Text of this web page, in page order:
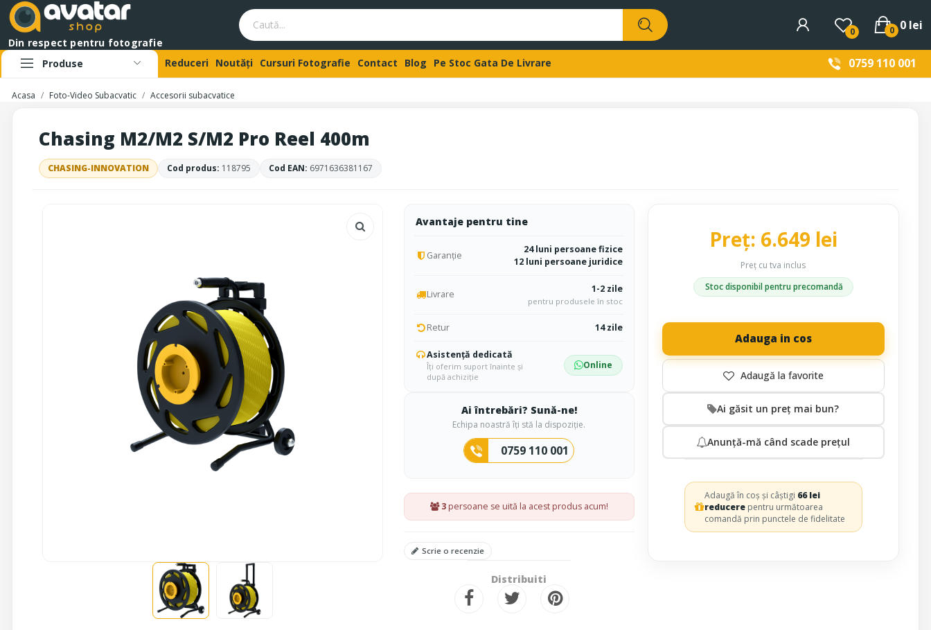
Din respect pentru fotografie
0 0 lei
0
Produse Reduceri Noutăți Cursuri Fotografie Contact Blog Pe Stoc Gata De Livrare 0759 110 001
Acasa Foto-Video Subacvatic Accesorii subacvatice
Chasing M2/M2 S/M2 Pro Reel 400m
CHASING-INNOVATION Cod produs: 118795 Cod EAN: 6971636381167
Avantaje pentru tine
Garanție
24 luni persoane fizice
12 luni persoane juridice
Livrare 1-2 zile
pentru produsele în stoc
Retur 14 zile
Asistență dedicată
Îți oferim suport înainte și
după achiziție
Online
Ai întrebări? Sună-ne!
Echipa noastră îți stă la dispoziție.
0759 110 001
3persoane se uită la acest produs acum!
Scrie o recenzie
Distribuiti
Preț: 6.649 lei
Preț cu tva inclus
Stoc disponibil pentru precomandă
Adauga in cos
Ai găsit un preț mai bun?
Anunță-mă când scade prețul
Adaugă în coș și câștigi 66 lei
reducere pentru următoarea
comandă prin punctele de fidelitate